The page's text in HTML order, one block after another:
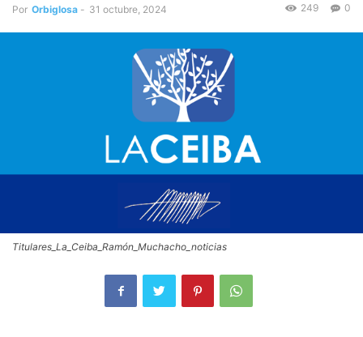
Por Orbiglosa - 31 octubre, 2024 0
249
Titulares_La_Ceiba_Ramón_Muchacho_noticias